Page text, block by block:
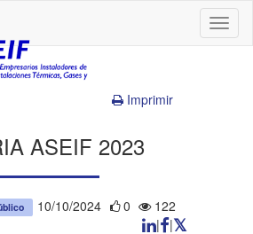
Imprimir
ASEIF 2023
10/10/2024 0
122
|
|